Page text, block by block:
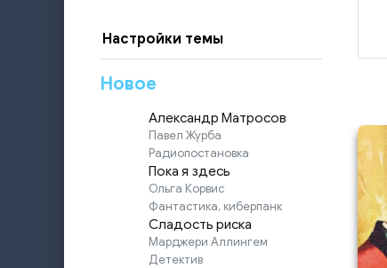
Настройки темы
Новое
Александр Матросов
Павел Журба
Радиопостановка
Пока я здесь
Ольга Корвис
Фантастика, киберпанк
Сладость риска
Марджери Аллингем
Детектив